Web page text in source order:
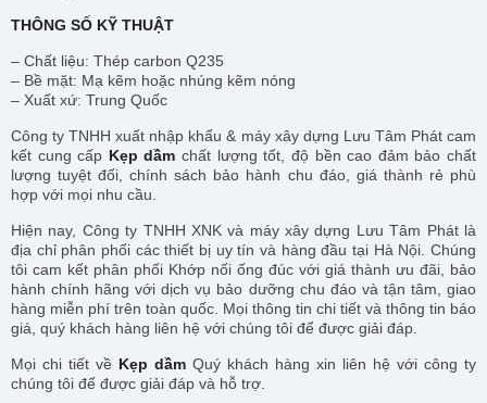
THÔNG SỐ KỸ THUẬT
– Chất liệu: Thép carbon Q235
– Bề mặt: Mạ kẽm hoặc nhúng kẽm nóng
– Xuất xứ: Trung Quốc
Công ty TNHH xuất nhập khẩu & máy xây dựng Lưu Tâm Phát cam
kết cung cấp Kẹp dầm chất lượng tốt, độ bền cao đảm bảo chất
lượng tuyệt đối, chính sách bảo hành chu đáo, giá thành rẻ phù
hợp với mọi nhu cầu.
Hiện nay, Công ty TNHH XNK và máy xây dựng Lưu Tâm Phát là
địa chỉ phân phối các thiết bị uy tín và hàng đầu tại Hà Nội. Chúng
tôi cam kết phân phối Khớp nối ống đúc với giá thành ưu đãi, bảo
hành chính hãng với dịch vụ bảo dưỡng chu đáo và tận tâm, giao
hàng miễn phí trên toàn quốc. Mọi thông tin chi tiết và thông tin báo
giá, quý khách hàng liên hệ với chúng tôi để được giải đáp.
Mọi chi tiết về Kẹp dầm Quý khách hàng xin liên hệ với công ty
chúng tôi để được giải đáp và hỗ trợ.